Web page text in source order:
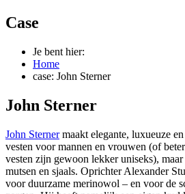
Case
Je bent hier:
Home
case: John Sterner
John Sterner
John Sternermaakt elegante, luxueuze
vesten voor mannen en vrouwen (of
vesten zijn gewoon lekker uniseks), maar
mutsen en sjaals. Oprichter Alexander
voor duurzame merinowol – en voor de